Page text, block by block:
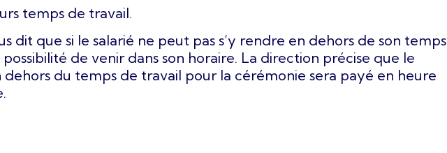
temps de travail.
dit que si le salarié ne peut pas s’y rendre en dehors de son temps
de venir dans son horaire. La direction précise que le
dehors du temps de travail pour la cérémonie sera payé en heure